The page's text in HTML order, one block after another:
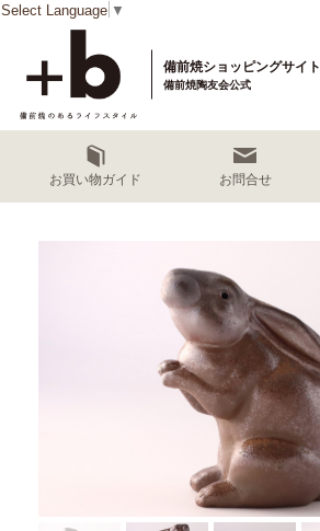
Select Language ▼
備前焼ショッピングサイト
備前焼陶友会公式
お買い物ガイド お問合せ